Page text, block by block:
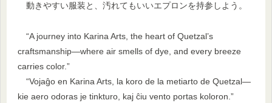
動きやすい服装と、汚れてもいいエプロンを持参しよう。
“A journey into Karina Arts, the heart of Quetzal’s
craftsmanship—where air smells of dye, and every breeze
carries color.”
“Vojaĝo en Karina Arts, la koro de la metiarto de Quetzal—
kie aero odoras je tinkturo, kaj ĉiu vento portas koloron.”